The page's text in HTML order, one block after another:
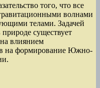
того, что все
волнами
телами. Задачей
природе существует
влиянием
на формирование Южно-